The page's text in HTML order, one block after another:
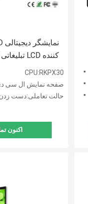
مربع
CPU:RKPX30
صفحه نمایش ال سی
حالت تعاملی:دست
اکنون